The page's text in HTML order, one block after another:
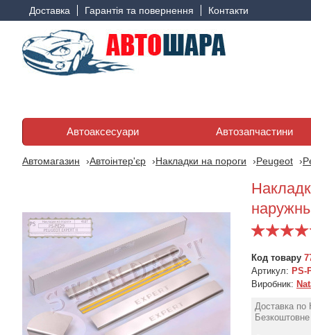
Доставка Гарантія та повернення Контакти
Автоаксесуари Автозапчастини
Автомагазин Автоінтер'єр Накладки на пороги Peugeot
Код товару
Артикул: PS-
Виробник:
Доставка по